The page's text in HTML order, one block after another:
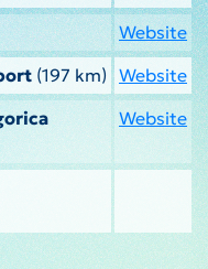
Website
(197 km) Website
Website